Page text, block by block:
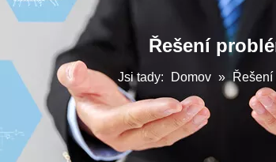
Řešení
Jsi tady: Domov » Řešení